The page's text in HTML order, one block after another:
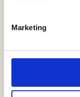
Marketing